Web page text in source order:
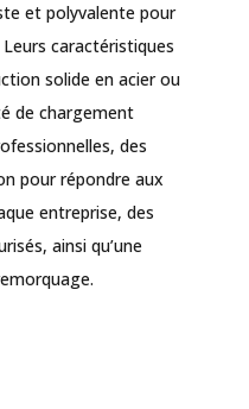
et polyvalente pour
caractéristiques
solide en acier ou
de chargement
des
pour répondre aux
entreprise, des
ainsi qu’une